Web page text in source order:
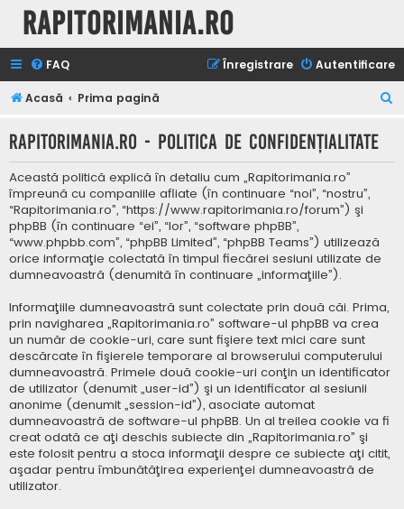
Rapitorimania.ro
FAQ Autentificare
Înregistrare
Acasă Prima pagină
t
Rapitorimania.ro - Politica de confidenţialitate
Această politică explică în detaliu cum „Rapitorimania.ro”
împreună cu companiile afliate (în continuare “noi”, “nostru”,
“Rapitorimania.ro”, “https://www.rapitorimania.ro/forum”) şi
phpBB (în continuare “ei”, “lor”, “software phpBB”,
“www.phpbb.com”, “phpBB Limited”, “phpBB Teams”) utilizează
orice informaţie colectată în timpul fiecărei sesiuni utilizate de
dumneavoastră (denumită în continuare „informaţiile”).
Informaţiile dumneavoastră sunt colectate prin două căi. Prima,
prin navigharea „Rapitorimania.ro” software-ul phpBB va crea
un număr de cookie-uri, care sunt fişiere text mici care sunt
descărcate în fişierele temporare al browserului computerului
dumneavoastră. Primele două cookie-uri conţin un identificator
de utilizator (denumit „user-id”) şi un identificator al sesiunii
anonime (denumit „session-id”), asociate automat
dumneavoastră de software-ul phpBB. Un al treilea cookie va fi
creat odată ce aţi deschis subiecte din „Rapitorimania.ro” şi
este folosit pentru a stoca informaţii despre ce subiecte aţi citit,
aşadar pentru îmbunătăţirea experienţei dumneavoastră de
utilizator.